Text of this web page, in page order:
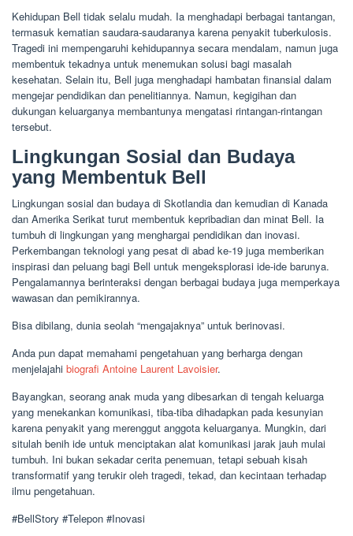
Kehidupan Bell tidak selalu mudah. Ia menghadapi berbagai tantangan,
termasuk kematian saudara-saudaranya karena penyakit tuberkulosis.
Tragedi ini mempengaruhi kehidupannya secara mendalam, namun juga
membentuk tekadnya untuk menemukan solusi bagi masalah
kesehatan. Selain itu, Bell juga menghadapi hambatan finansial dalam
mengejar pendidikan dan penelitiannya. Namun, kegigihan dan
dukungan keluarganya membantunya mengatasi rintangan-rintangan
tersebut.
Lingkungan Sosial dan Budaya
yang Membentuk Bell
Lingkungan sosial dan budaya di Skotlandia dan kemudian di Kanada
dan Amerika Serikat turut membentuk kepribadian dan minat Bell. Ia
tumbuh di lingkungan yang menghargai pendidikan dan inovasi.
Perkembangan teknologi yang pesat di abad ke-19 juga memberikan
inspirasi dan peluang bagi Bell untuk mengeksplorasi ide-ide barunya.
Pengalamannya berinteraksi dengan berbagai budaya juga memperkaya
wawasan dan pemikirannya.
Bisa dibilang, dunia seolah “mengajaknya” untuk berinovasi.
Anda pun dapat memahami pengetahuan yang berharga dengan
menjelajahi biografi Antoine Laurent Lavoisier.
Bayangkan, seorang anak muda yang dibesarkan di tengah keluarga
yang menekankan komunikasi, tiba-tiba dihadapkan pada kesunyian
karena penyakit yang merenggut anggota keluarganya. Mungkin, dari
situlah benih ide untuk menciptakan alat komunikasi jarak jauh mulai
tumbuh. Ini bukan sekadar cerita penemuan, tetapi sebuah kisah
transformatif yang terukir oleh tragedi, tekad, dan kecintaan terhadap
ilmu pengetahuan.
#BellStory #Telepon #Inovasi